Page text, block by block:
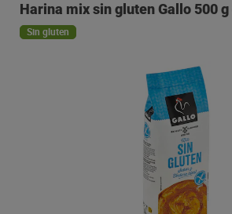
Harina mix sin gluten Gallo 500 g
Sin gluten